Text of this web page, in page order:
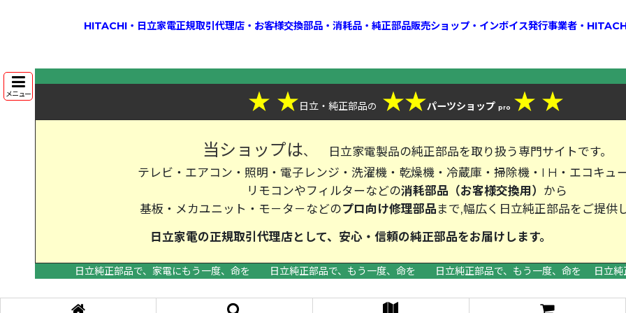
HITACHI・日立家電正規取引代理店・お客様交換部品・消耗品・純正部品販売ショップ・インボイス発行事業者・
メニュー ★ ★日立・純正部品の ★★パーツショップ pro ★ ★
当ショップは、
日立家電製品の純正部品を取り扱う専門サイトです。
テレビ・エアコン・照明・電子レンジ・洗濯機・乾燥機・冷蔵庫・掃除機・I H・エコキュ
リモコンやフィルターなどの消耗部品（お客様交換用） から
基板・メカユニット・モ－タ－などのプロ向け修理部品 まで,幅広く日立純正部品をご提供
日立家電の正規取引代理店として、安心・信頼の純正部品をお届
日立純正部品で、家電にもう一度、命を
日立純正部品で、もう一度、命を 日立純正部品で、もう一度、命を 日立純